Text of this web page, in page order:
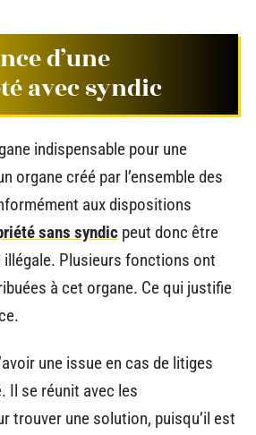
d’une
avec syndic
indispensable pour une
organe créé par l’ensemble des
aux dispositions
sans syndic peut donc être
Plusieurs fonctions ont
à cet organe. Ce qui justifie
une issue en cas de litiges
Il se réunit avec les
trouver une solution, puisqu’il est